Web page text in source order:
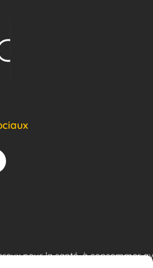
pour la santé, à consommer